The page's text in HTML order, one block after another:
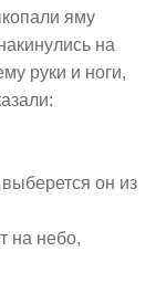
яму
на
руки и ноги,
он из
на небо,